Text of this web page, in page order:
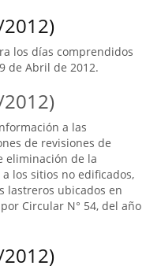
los días comprendidos
de Abril de 2012.
a las
de revisiones de
eliminación de la
los sitios no edificados,
lastreros ubicados en
Circular N° 54, del año